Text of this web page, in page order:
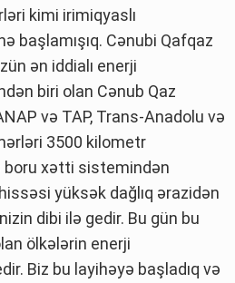
kimi irimiqyaslı
başlamışıq. Cənubi Qafqaz
ən iddialı enerji
biri olan Cənub Qaz
və TAP, Trans-Anadolu və
3500 kilometr
boru xətti sistemindən
yüksək dağlıq ərazidən
dibi ilə gedir. Bu gün bu
ölkələrin enerji
Biz bu layihəyə başladıq və